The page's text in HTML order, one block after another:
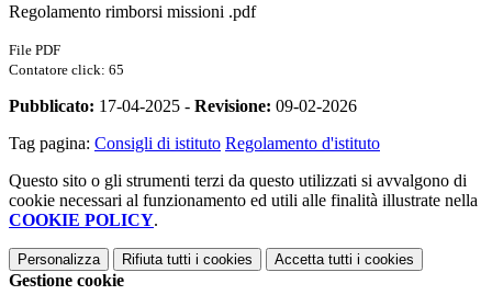
Regolamento rimborsi missioni .pdf
File PDF
Contatore click: 65
Pubblicato: 17-04-2025 - Revisione: 09-02-2026
Tag pagina: Consigli di istituto Regolamento d'istituto
Questo sito o gli strumenti terzi da questo utilizzati si avvalgono di
cookie necessari al funzionamento ed utili alle finalità illustrate nella
COOKIE POLICY.
Personalizza Rifiuta tutti i cookies Accetta tutti i cookies
Gestione cookie